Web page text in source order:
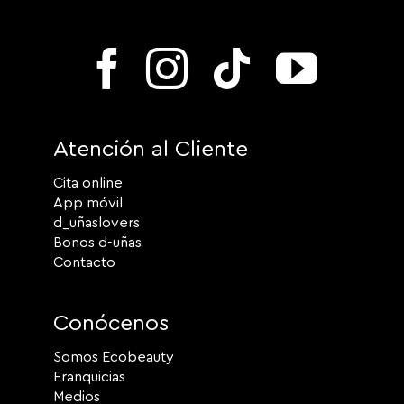
Atención al Cliente
Cita online
App móvil
d_uñaslovers
Bonos d-uñas
Contacto
Conócenos
Somos Ecobeauty
Franquicias
Medios